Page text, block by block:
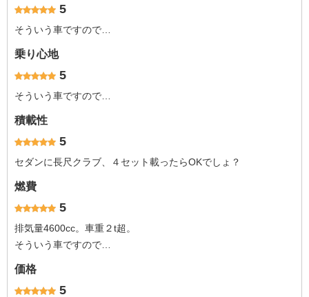
5
そういう車ですので…
乗り心地
5
そういう車ですので…
積載性
5
セダンに長尺クラブ、４セット載ったらOKでしょ？
燃費
5
排気量4600cc。車重２t超。
そういう車ですので…
価格
5